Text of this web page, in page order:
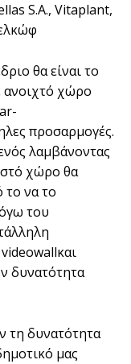
S.A., Vitaplant,
θα είναι το
ανοιχτό χώρο
προσαρμογές.
λαμβάνοντας
χώρο θα
το να το
του
δυνατότητα
τη δυνατότητα
μας